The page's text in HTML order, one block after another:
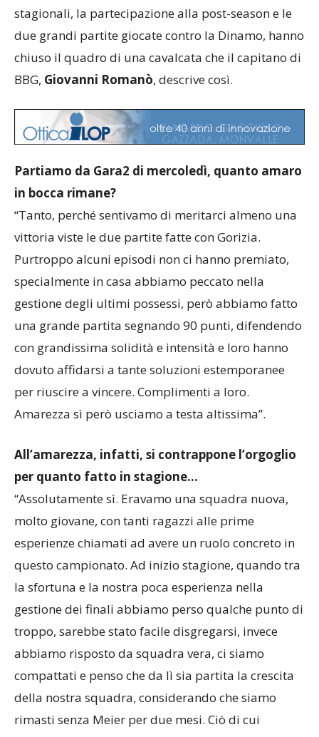
stagionali, la partecipazione alla post-season e le
due grandi partite giocate contro la Dinamo, hanno
chiuso il quadro di una cavalcata che il capitano di
BBG, Giovanni Romanò, descrive così.
Partiamo da Gara2 di mercoledì, quanto amaro
con grandissima solidità e intensità e loro hanno
All’amarezza, infatti, si contrappone l’orgoglio
la sfortuna e la nostra poca esperienza nella